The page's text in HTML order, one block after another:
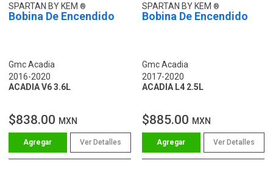
SPARTAN BY KEM
Bobina De Encendido
Gmc Acadia
2016-2020
ACADIA V6 3.6L
$838.00 MXN
Ver Detalles
SPARTAN BY KEM
Bobina De Encendido
Gmc Acadia
2017-2020
ACADIA L4 2.5L
$885.00 MXN
Ver Detalles